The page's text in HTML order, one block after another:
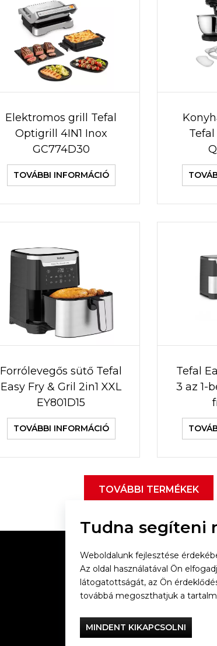
Elektromos grill Tefal
Optigrill 4IN1 Inox
GC774D30
TOVÁBBI INFORMÁCIÓ
Forrólevegős sütő Tefal
Easy Fry & Gril 2in1 XXL
EY801D15
TOVÁBBI INFORMÁCIÓ
Tefal
3 az 1-
TOVÁBBI TERMÉKEK
Vacsorázzunk
Tudna segíteni
Weboldalunk fejlesztése
Az oldal használatával Ön
látogatottságát, az Ön
továbbá megoszthatjuk a
MINDENT KIKAPCSOLNI